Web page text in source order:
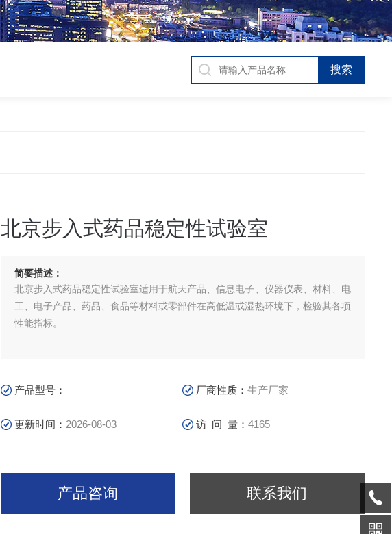
北京步入式药品稳定性试验室
简要描述：
北京步入式药品稳定性试验室适用于航天产品、信息电子、仪器仪表、材料、电
工、电子产品、药品、食品等材料或零部件在高低温或湿热环境下，检验其各项
性能指标。
产品型号： 厂商性质：生产厂家
更新时间： 2026-08-03 访 问 量：4165
产品咨询 联系我们